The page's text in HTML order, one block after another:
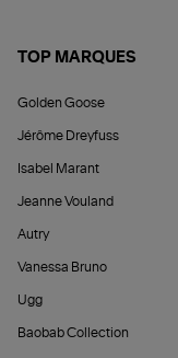
TOP MARQUES
Golden Goose
Jérôme Dreyfuss
Isabel Marant
Jeanne Vouland
Autry
Vanessa Bruno
Ugg
Baobab Collection